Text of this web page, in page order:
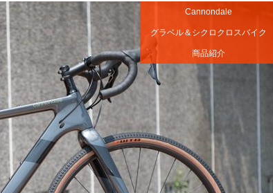
Cannondale
グラベル＆シクロクロスバイク
商品紹介